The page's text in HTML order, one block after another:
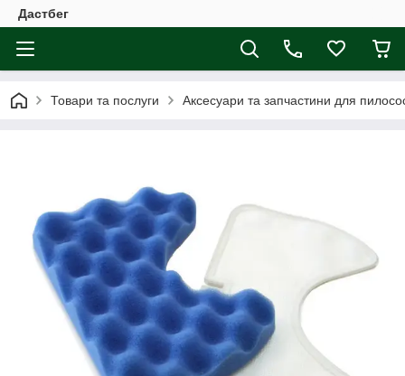
Дастбег
Товари та послуги Аксесуари та запчастини для